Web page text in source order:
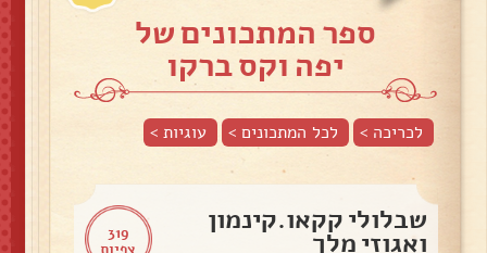
ספר המתכונים של
יפה וקס ברקו
לכריכה > לכל המתכונים > עוגיות>
319
שבלולי קקאו.קינמון
ואגוזי מלך